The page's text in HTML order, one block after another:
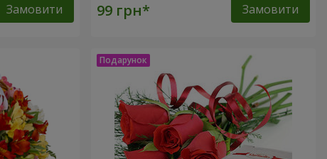
Замовити Замовити